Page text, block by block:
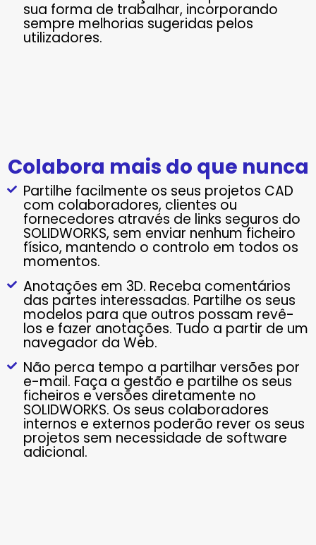
sua forma de trabalhar, incorporando
sempre melhorias sugeridas pelos
utilizadores.
Colabora mais do que nunca
Partilhe facilmente os seus projetos CAD
com colaboradores, clientes ou
fornecedores através de links seguros do
SOLIDWORKS, sem enviar nenhum ficheiro
físico, mantendo o controlo em todos os
momentos.
Anotações em 3D. Receba comentários
das partes interessadas. Partilhe os seus
modelos para que outros possam revê-
los e fazer anotações. Tudo a partir de um
navegador da Web.
Não perca tempo a partilhar versões por
e-mail. Faça a gestão e partilhe os seus
ficheiros e versões diretamente no
SOLIDWORKS. Os seus colaboradores
internos e externos poderão rever os seus
projetos sem necessidade de software
adicional.